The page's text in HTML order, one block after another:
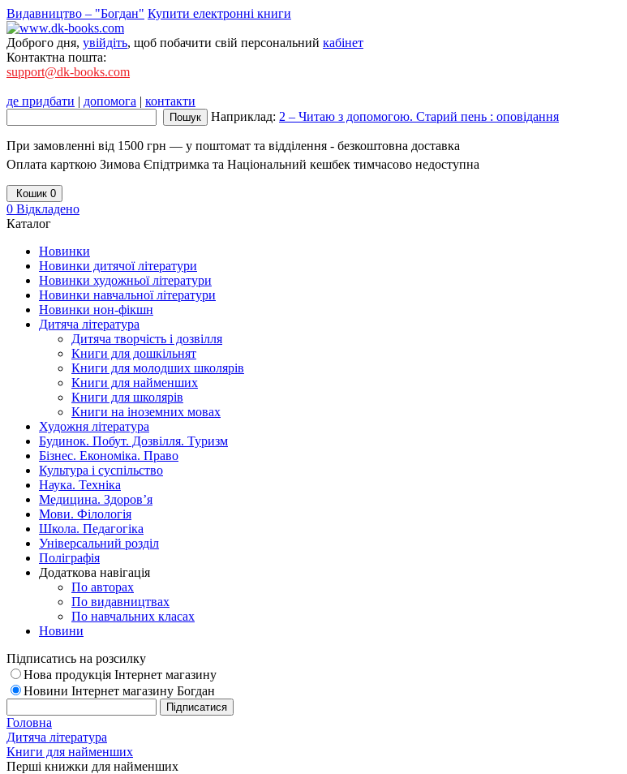
Видавництво – "Богдан" Купити електронні книги
Доброго дня, увійдіть, щоб побачити свій персональний кабінет
Контактна пошта:
support@dk-books.com
де придбати | допомога | контакти
Наприклад: 2 – Читаю з допомогою. Старий пень : оповідання
При замовленні від 1500 грн — у поштомат та відділення - безкоштовна доставка
Оплата карткою Зимова Єпідтримка та Національний кешбек тимчасово недоступна
Кошик 0
0 Відкладено
Каталог
Новинки
Новинки дитячої літератури
Новинки художньої літератури
Новинки навчальної літератури
Новинки нон-фікшн
Дитяча література
Дитяча творчість і дозвілля
Книги для дошкільнят
Книги для молодших школярів
Книги для найменших
Книги для школярів
Книги на іноземних мовах
Художня література
Будинок. Побут. Дозвілля. Туризм
Бізнес. Економіка. Право
Культура і суспільство
Наука. Техніка
Медицина. Здоров’я
Мови. Філологія
Школа. Педагогіка
Універсальний розділ
Поліграфія
Додаткова навігація
По авторах
По видавництвах
По навчальних класах
Новини
Підписатись на розсилку
Нова продукція Інтернет магазину
Новини Інтернет магазину Богдан
Головна
Дитяча література
Книги для найменших
Перші книжки для найменших